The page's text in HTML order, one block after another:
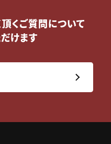
くご質問について
けます